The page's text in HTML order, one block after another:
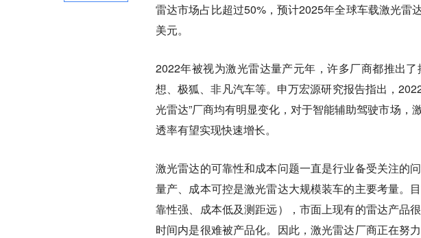
雷达市场占比超过50%，预计2025年全球车载激光雷
美元。
2022年被视为激光雷达量产元年，许多厂商都推出
想、极狐、非凡汽车等。申万宏源研究报告指出，
光雷达”厂商均有明显变化，对于智能辅助驾驶市场，
透率有望实现快速增长。
激光雷达的可靠性和成本问题一直是行业备受关注的
量产、成本可控是激光雷达大规模装车的主要考量。
靠性强、成本低及测距远），市面上现有的雷达产品
时间内是很难被产品化。因此，激光雷达厂商正在努